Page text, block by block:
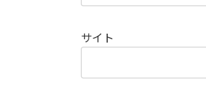
サイト